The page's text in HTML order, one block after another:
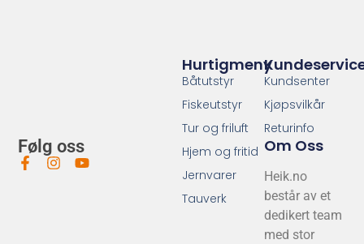
Følg oss
Kundsenter
Kjøpsvilkår
Returinfo
Om Oss
Heik.no
består av et
dedikert team
med stor
Hurtigmeny
Båtutstyr
Fiskeutstyr
Tur og friluft
Hjem og fritid
Jernvarer
Tauverk